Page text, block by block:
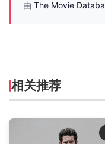
由 The Movie
相关推荐